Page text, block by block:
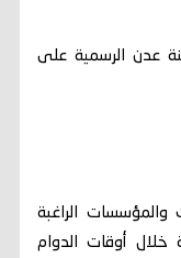
عدن الرسمية على
والمؤسسات الراغبة
خلال أوقات الدوام